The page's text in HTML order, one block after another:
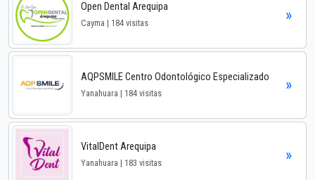
Open Dental Arequipa
Cayma | 184 visitas »
AQPSMILE Centro Odontológico Especializado
Yanahuara | 184 visitas »
VitalDent Arequipa
Yanahuara | 183 visitas »